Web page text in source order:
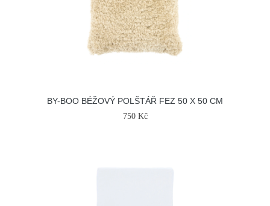
BY-BOO BÉŽOVÝ POLŠTÁŘ FEZ 50 X 50 CM
750 Kč